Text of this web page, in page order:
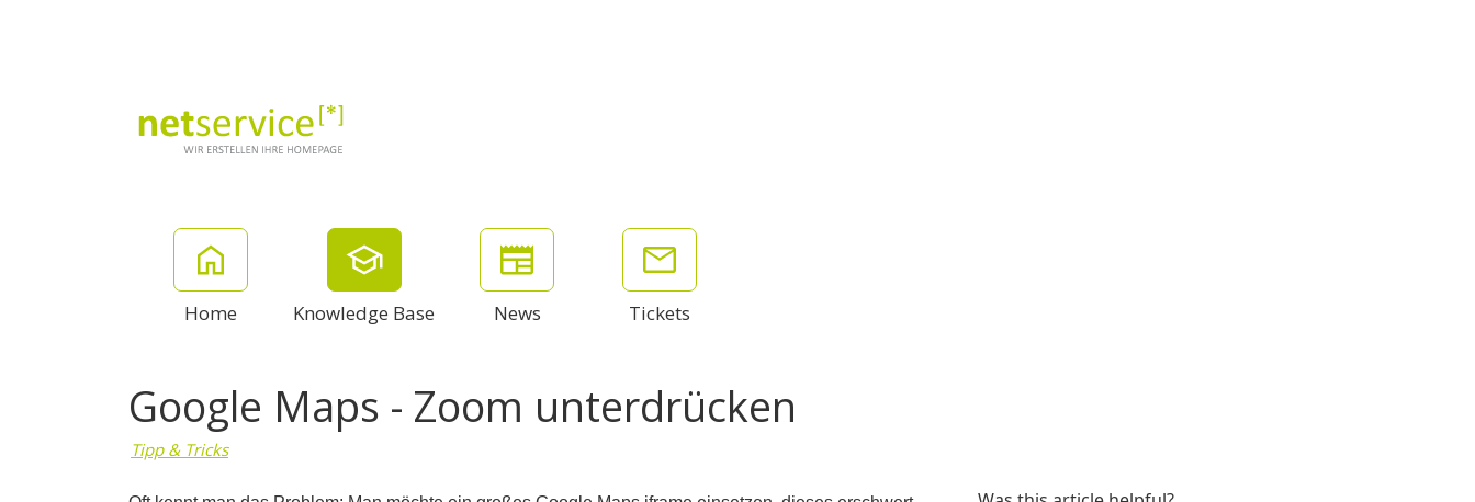
Home Knowledge Base News Tickets
Google Maps - Zoom unterdrücken
Tipp & Tricks